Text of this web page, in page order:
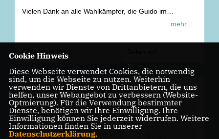
Vielen Dank an alle Wahlkämpfer, die Guido im
Ebenso gilt unser Dank den vielen ehrenamtlichen
reibungslosen Ablauf der Wahl gesorgt haben! 🗳️
Nun heißt es: Gemeinsam anpacken, damit unsere
Region lebenswert, stark und zukunftsfähig bleibt! ✅
?
#cdu #konz #cdukonz#bürgermeister #wahlen
#wahlsieg# team #politik
mehr
CDU Stadt Konz
vor10 Monaten 25 Tagen
Cookie Hinweis
Diese Webseite verwendet Cookies, die notwendig
sind, um die Webseite zu nutzen. Weiterhin
verwenden wir Dienste von Drittanbietern, die uns
helfen, unser Webangebot zu verbessern (Website-
Optmierung). Für die Verwendung bestimmter
Dienste, benötigen wir Ihre Einwilligung. Ihre
Einwilligung können Sie jederzeit widerrufen. Weitere
Informationen finden Sie in unserer
Datenschutzerklärung.